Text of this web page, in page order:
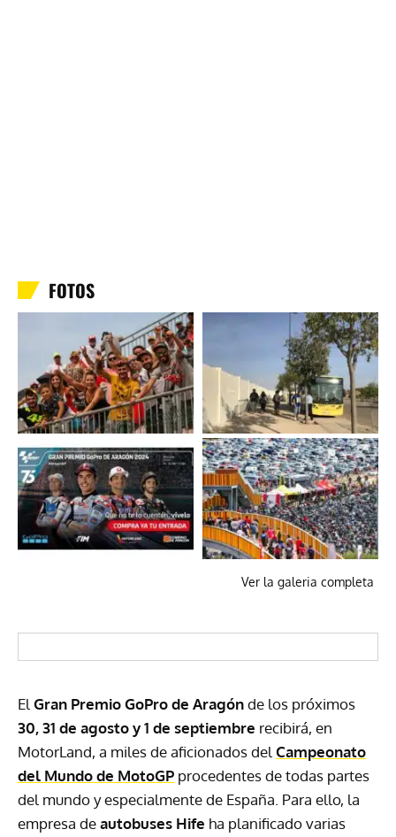
FOTOS
Ver la galeria completa
El Gran Premio GoPro de Aragónde los próximos
30, 31 de agosto y 1 de septiembre recibirá, en
MotorLand, a miles de aficionados del Campeonato
del Mundo de MotoGP procedentes de todas partes
del mundo y especialmente de España. Para ello, la
empresa deautobuses Hife ha planificado varias